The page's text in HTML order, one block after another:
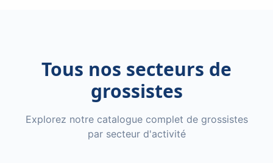
Tous nos secteurs de
grossistes
Explorez notre catalogue complet de grossistes
par secteur d'activité